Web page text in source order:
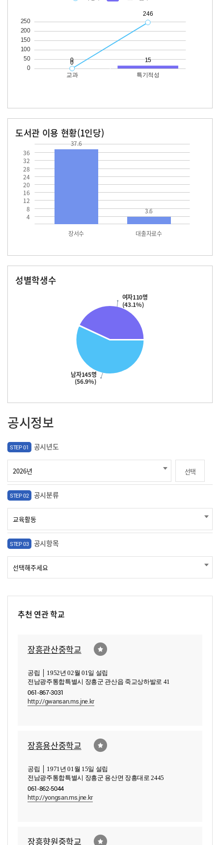
도서관 이용 현황(1인당)
4
8
12
16
20
24
28
32
36
장서수 대출자료수
37.6
3.6
성별학생수
남자145명
(56.9%)
여자110명
(43.1%)
공시정보
STEP 01 공시년도
선택
STEP 02 공시분류
STEP 03 공시항목
추천 연관 학교
장흥관산중학교
공립 │ 1952년 02월 01일 설립
전남광주통합특별시 장흥군 관산읍 죽교상하발로 41
061-867-3031
http://gwansan.ms.jne.kr
장흥용산중학교
공립 │ 1971년 01월 15일 설립
전남광주통합특별시 장흥군 용산면 장흥대로 2445
061-862-5044
http://yongsan.ms.jne.kr
장흥향원중학교